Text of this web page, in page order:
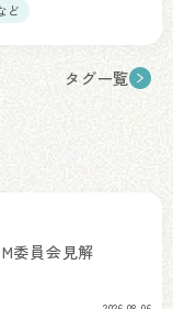
ど
タグ一覧
委員会見解